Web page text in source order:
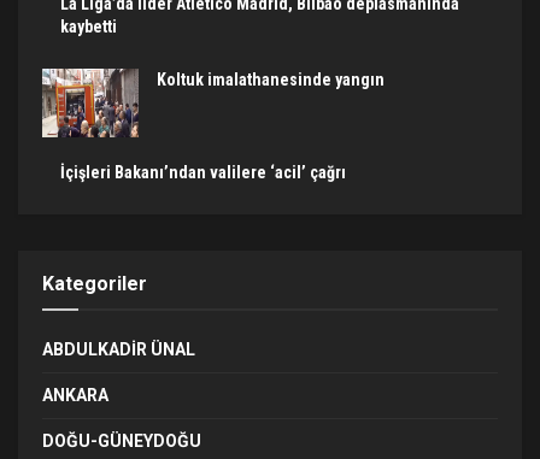
kaybetti
Koltuk imalathanesinde yangın
İçişleri Bakanı’ndan valilere ‘acil’ çağrı
Kategoriler
ABDULKADIR ÜNAL
ANKARA
DOĞU-GÜNEYDOĞU